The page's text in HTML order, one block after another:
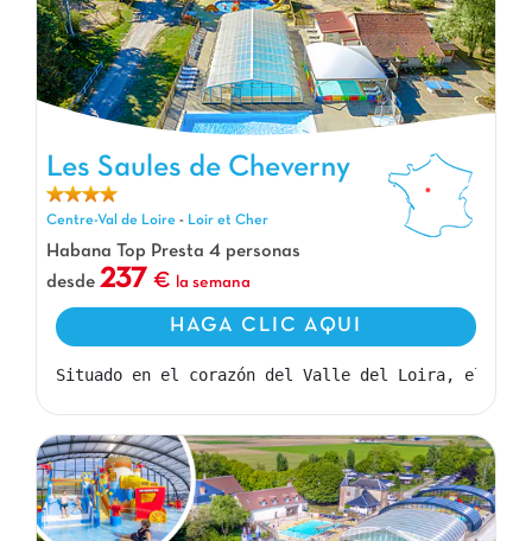
Les Saules de Cheverny, Camping Centre-Val de Loire
Les Saules de Cheverny
Centre-Val de Loire - Loir et Cher
Habana Top Presta 4 personas
desde 237 la semana
HAGA CLIC AQUI
Situado en el corazón del Valle del Loira, el